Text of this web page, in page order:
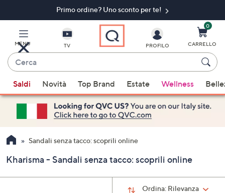
principale
Primo ordine? Uno sconto per te!​
MENU TV
Cerca
sono
disponibili
suggerimenti,
usa
i
freccia
su
PROFILO
0
CARRELLO
Saldi Novità Top Brand Estate Wellness
Sandali senza tacco: scoprili online
Kharisma - Sandali senza tacco: scoprili online
Ordina: Rilevanza